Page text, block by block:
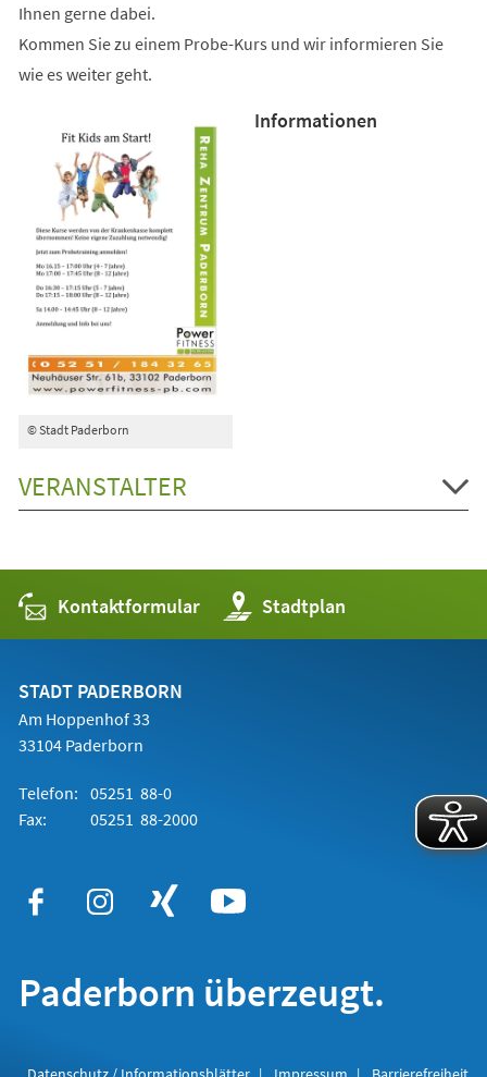
Ihnen gerne dabei.
Kommen Sie zu einem Probe-Kurs und wir informieren Sie
wie es weiter geht.
© Stadt Paderborn
Informationen
VERANSTALTER
Kontaktformular Stadtplan
(Öffnet
in
einem
STADT PADERBORN
Am Hoppenhof 33
33104 Paderborn
Telefon: 05251 88-0
Fax:
05251 88-2000
Paderborn überzeugt.